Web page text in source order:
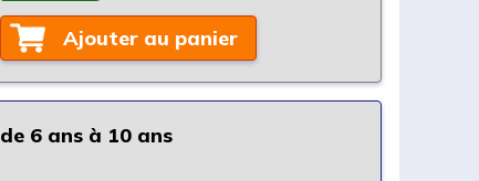
Ajouter au panier
de 6 ans à 10 ans